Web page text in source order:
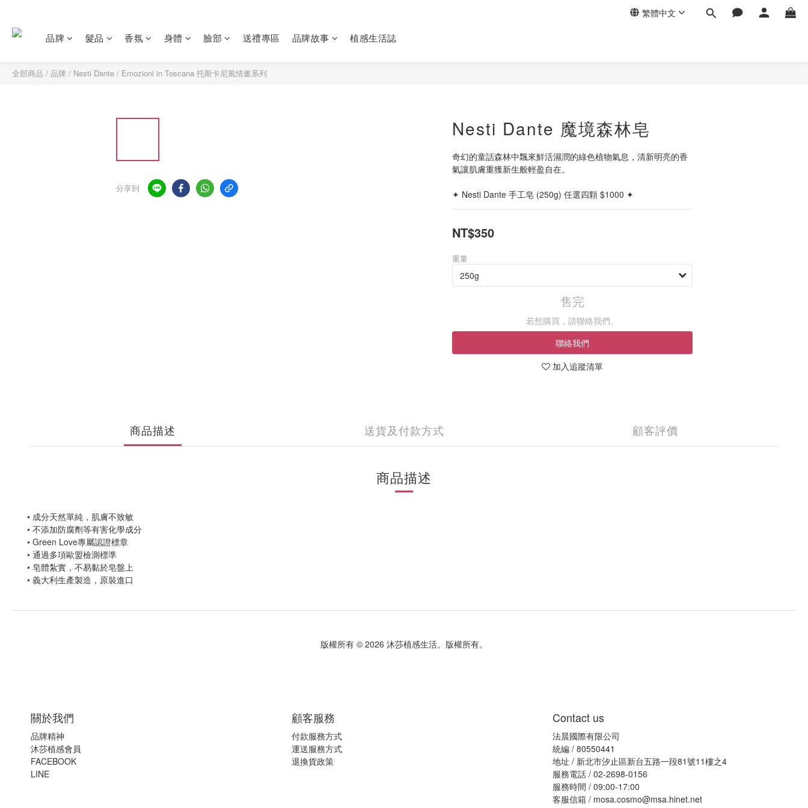
繁體中文
品牌 髮品 香氛 身體 臉部 送禮專區 品牌故事 植感生活誌
全部商品 / 品牌 / Nesti Dante / Emozioni in Toscana 托斯卡尼風情畫系列
分享到
Nesti Dante 魔境森林皂
奇幻的童話森林中飄來鮮活濕潤的綠色植物氣息，清新明亮的香
氣讓肌膚重獲新生般輕盈自在。
✦ Nesti Dante 手工皂 (250g) 任選四顆 $1000 ✦
NT$350
重量
售完
若想購買，請聯絡我們。
聯絡我們
加入追蹤清單
商品描述 送貨及付款方式 顧客評價
商品描述
• 成分天然單純，肌膚不致敏
• 不添加防腐劑等有害化學成分
• Green Love專屬認證標章
• 通過多項歐盟檢測標準
• 皂體紮實，不易黏於皂盤上
• 義大利生產製造，原裝進口
版權所有 © 2026 沐莎植感生活。版權所有。
關於我們
品牌精神
沐莎植感會員
FACEBOOK
LINE
顧客服務
付款服務方式
運送服務方式
退換貨政策
Contact us
法晨國際有限公司
統編 / 80550441
地址 / 新北市汐止區新台五路一段81號11樓之4
服務電話 / 02-2698-0156
服務時間 / 09:00-17:00
客服信箱 / mosa.cosmo@msa.hinet.net